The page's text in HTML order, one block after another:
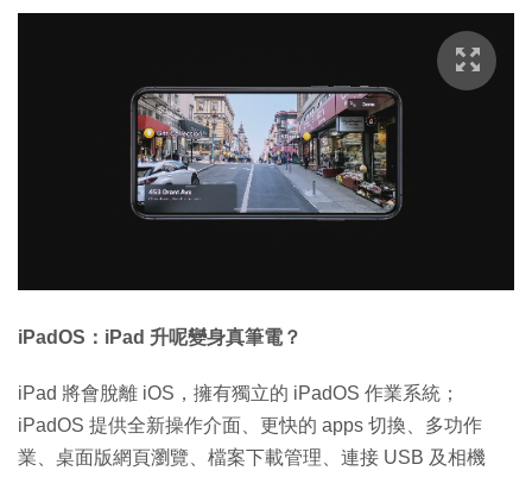
iPadOS：iPad 升呢變身真筆電？
iPad 將會脫離 iOS，擁有獨立的 iPadOS 作業系統；
iPadOS 提供全新操作介面、更快的 apps 切換、多功作
業、桌面版網頁瀏覽、檔案下載管理、連接 USB 及相機